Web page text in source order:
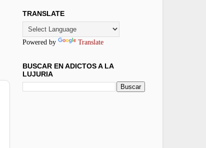
TRANSLATE
Powered by Translate
BUSCAR EN ADICTOS A LA
LUJURIA